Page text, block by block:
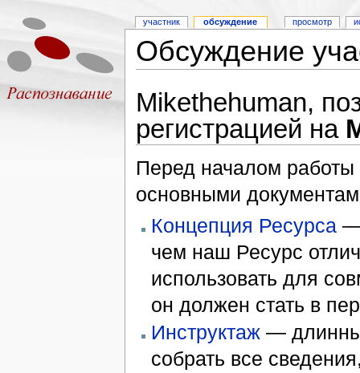
Обсуждение
Mikethehuman,
регистрацией на
Перед началом работы
основными
Концепция Ресурса—
чем наш Ресурс
использовать для
он должен стать в
Инструктаж—
собрать все
участник обсуждение просмотр